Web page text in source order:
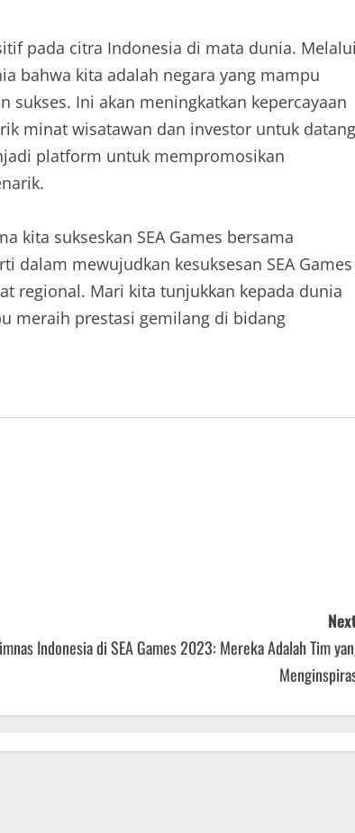
pada citra Indonesia di mata dunia.
bahwa kita adalah negara yang mampu
sukses. Ini akan meningkatkan kepercayaan
minat wisatawan dan investor untuk datang
platform untuk mempromosikan
kita sukseskan SEA Games bersama
dalam mewujudkan kesuksesan SEA Games
regional. Mari kita tunjukkan kepada dunia
meraih prestasi gemilang di bidang
Indonesia di SEA Games 2023: Mereka Adalah Tim